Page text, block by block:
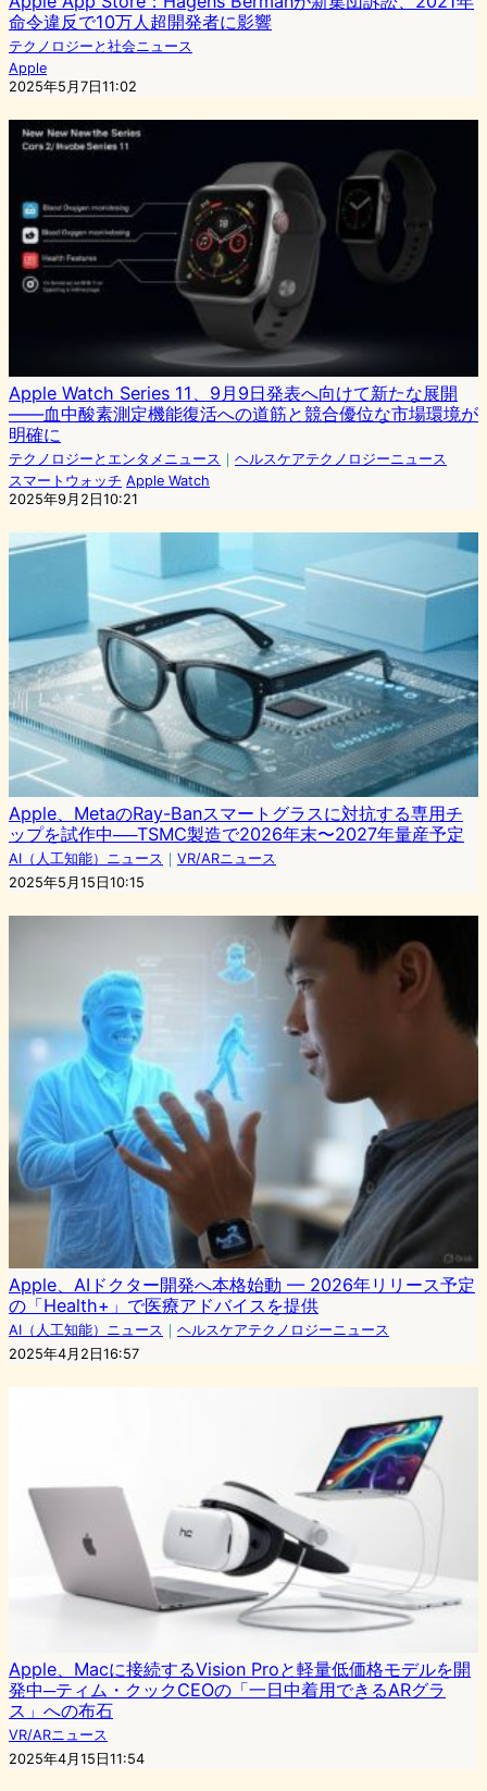
命令違反で10万人超開発者に影響
テクノロジーと社会ニュース
Apple
2025年5月7日11:02
Apple Watch Series 11、9月9日発表へ向けて新たな展開
——血中酸素測定機能復活への道筋と競合優位な市場環境が
明確に
テクノロジーとエンタメニュース ｜ ヘルスケアテクノロジーニュース
スマートウォッチ Apple Watch
2025年9月2日10:21
Apple、MetaのRay-Banスマートグラスに対抗する専用チ
ップを試作中──TSMC製造で2026年末〜2027年量産予定
AI（人工知能）ニュース ｜ VR/ARニュース
2025年5月15日10:15
Apple、AIドクター開発へ本格始動 — 2026年リリース予定
の「Health+」で医療アドバイスを提供
AI（人工知能）ニュース ｜ ヘルスケアテクノロジーニュース
2025年4月2日16:57
Apple、Macに接続するVision Proと軽量低価格モデルを開
発中─ティム・クックCEOの「一日中着用できるARグラ
ス」への布石
VR/ARニュース
2025年4月15日11:54